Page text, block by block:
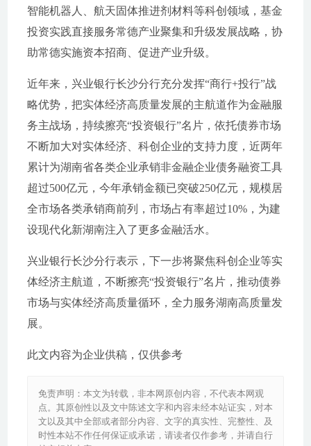
智能机器人、航天固体推进剂材料等科创领域，基金
投资实践直接服务常德产业聚集和升级发展战略，协
助常德实施资本招商、促进产业升级。
近年来，兴业银行长沙分行充分发挥“商行+投行”战
略优势，把实体经济高质量发展的主航道作为金融服
务主战场，持续擦亮“投资银行”名片，依托债券市场
不断加大对实体经济、科创企业的支持力度，近两年
累计为湖南省各类企业承销非金融企业债务融资工具
超过500亿元，今年承销金额已突破250亿元，规模居
全市场各类承销商前列，市场占有率超过10%，为建
设现代化新湖南注入了更多金融活水。
兴业银行长沙分行表示，下一步将聚焦科创企业等实
体经济主航道，不断擦亮“投资银行”名片，推动债券
市场与实体经济高质量循环，全力服务湖南高质量发
展。
此文内容为企业供稿，仅供参考
免责声明：本文为转载，非本网原创内容，不代表本网观
点。其原创性以及文中陈述文字和内容未经本站证实，对本
文以及其中全部或者部分内容、文字的真实性、完整性、及
时性本站不作任何保证或承诺，请读者仅作参考，并请自行